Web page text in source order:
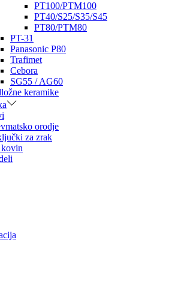
PT100/PTM100
PT40/S25/S35/S45
PT80/PTM80
PT-31
Panasonic P80
Trafimet
Cebora
SG55 / AG60
keramike
orodje
za zrak